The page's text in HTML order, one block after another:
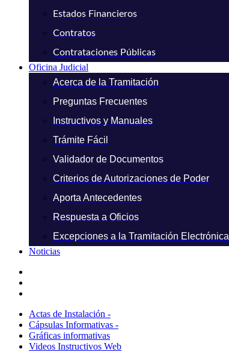
Estados Financieros
Contratos
Contrataciones Públicas
Oficina Judicial
Acerca de la Tramitación
Preguntas Frecuentes
Instructivos y Manuales
Trámite Fácil
Validador de Documentos
Criterios de Autorizaciones de Poder
Aporta Antecedentes
Respuesta a Oficios
Excepciones a la Tramitación Electrónica
Noticias
Actas de Instalación -
Cápsulas Informativas -
Gráficas informativas
Videos Instructivos Web